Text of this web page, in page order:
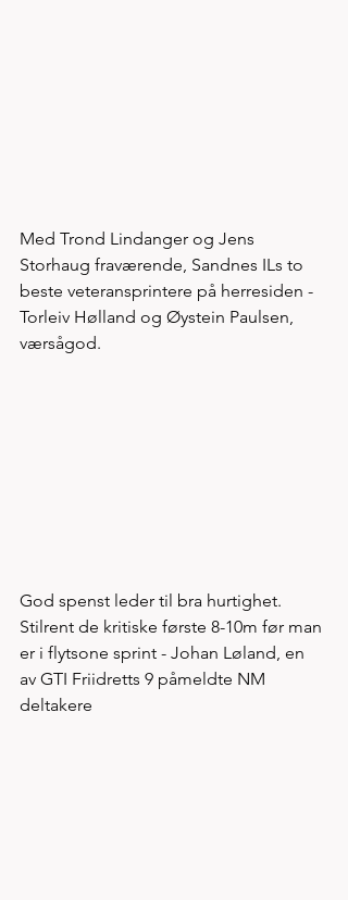
Med Trond Lindanger og Jens
Storhaug fraværende, Sandnes ILs to
beste veteransprintere på herresiden -
Torleiv Hølland og Øystein Paulsen,
værsågod.
God spenst leder til bra hurtighet.
Stilrent de kritiske første 8-10m før man
er i flytsone sprint - Johan Løland, en
av GTI Friidretts 9 påmeldte NM
deltakere